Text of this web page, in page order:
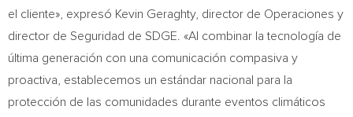
el cliente», expresó Kevin Geraghty, director de Operaciones y
director de Seguridad de SDGE. «Al combinar la tecnología de
última generación con una comunicación compasiva y
proactiva, establecemos un estándar nacional para la
protección de las comunidades durante eventos climáticos